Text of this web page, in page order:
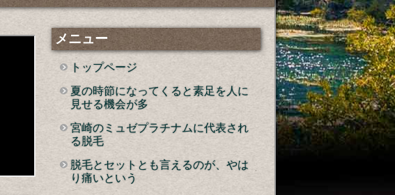
メニュー
トップページ
夏の時節になってくると素足を人に
見せる機会が多
宮崎のミュゼプラチナムに代表され
る脱毛
脱毛とセットとも言えるのが、やは
り痛いという